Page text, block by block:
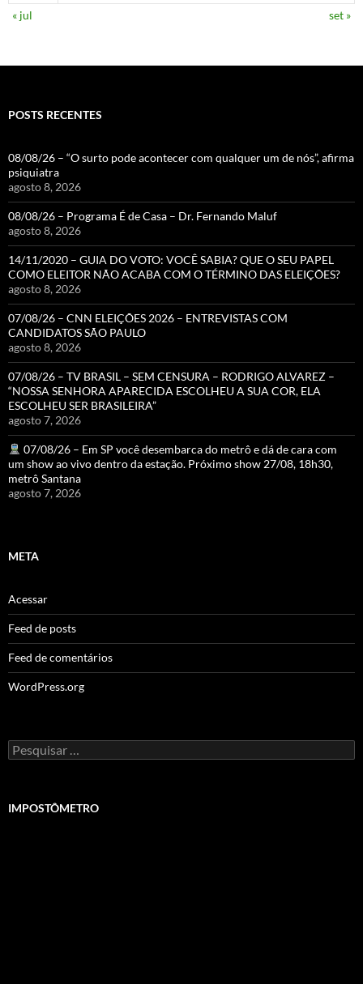
« jul set »
POSTS RECENTES
08/08/26 – “O surto pode acontecer com qualquer um de nós”, afirma
psiquiatra
agosto 8, 2026
08/08/26 – Programa É de Casa – Dr. Fernando Maluf
agosto 8, 2026
14/11/2020 – GUIA DO VOTO: VOCÊ SABIA? QUE O SEU PAPEL
COMO ELEITOR NÃO ACABA COM O TÉRMINO DAS ELEIÇÕES?
agosto 8, 2026
07/08/26 – CNN ELEIÇÕES 2026 – ENTREVISTAS COM
CANDIDATOS SÃO PAULO
agosto 8, 2026
07/08/26 – TV BRASIL – SEM CENSURA – RODRIGO ALVAREZ –
“NOSSA SENHORA APARECIDA ESCOLHEU A SUA COR, ELA
ESCOLHEU SER BRASILEIRA”
agosto 7, 2026
07/08/26 – Em SP você desembarca do metrô e dá de cara com
um show ao vivo dentro da estação. Próximo show 27/08, 18h30,
metrô Santana
agosto 7, 2026
META
Acessar
Feed de posts
Feed de comentários
WordPress.org
Pesquisar
por:
IMPOSTÔMETRO